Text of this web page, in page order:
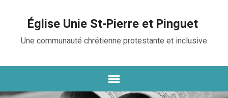
Église Unie St-Pierre et Pinguet
Une communauté chrétienne protestante et inclusive